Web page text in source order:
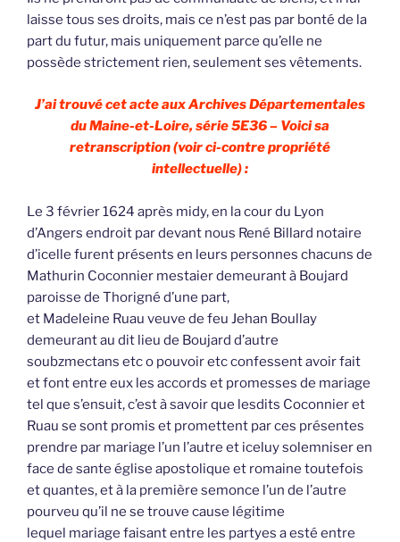
laisse tous ses droits, mais ce n’est pas par bonté de la
part du futur, mais uniquement parce qu’elle ne
possède strictement rien, seulement ses vêtements.
J’ai trouvé cet acte aux Archives Départementales
du Maine-et-Loire, série 5E36 – Voici sa
retranscription (voir ci-contre propriété
intellectuelle) :
Le 3 février 1624 après midy, en la cour du Lyon
d’Angers endroit par devant nous René Billard notaire
d’icelle furent présents en leurs personnes chacuns de
Mathurin Coconnier mestaier demeurant à Boujard
paroisse de Thorigné d’une part,
et Madeleine Ruau veuve de feu Jehan Boullay
demeurant au dit lieu de Boujard d’autre
soubzmectans etc o pouvoir etc confessent avoir fait
et font entre eux les accords et promesses de mariage
tel que s’ensuit, c’est à savoir que lesdits Coconnier et
Ruau se sont promis et promettent par ces présentes
prendre par mariage l’un l’autre et iceluy solemniser en
face de sante église apostolique et romaine toutefois
et quantes, et à la première semonce l’un de l’autre
pourveu qu’il ne se trouve cause légitime
lequel mariage faisant entre les partyes a esté entre